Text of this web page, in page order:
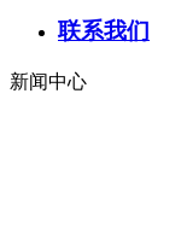
联系我们
新闻中心